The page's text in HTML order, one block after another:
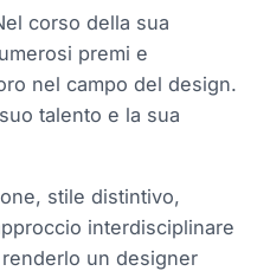
corso della sua
premi e
nel campo del design.
talento e la sua
stile distintivo,
interdisciplinare
un designer